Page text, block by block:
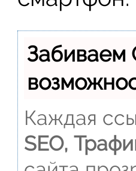
Каждая
SEO,